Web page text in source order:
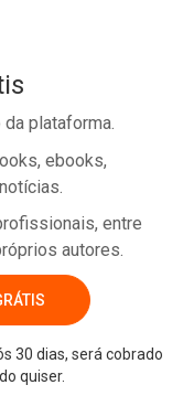
plataforma.
ebooks,
entre
autores.
30 dias, será cobrado
quiser.